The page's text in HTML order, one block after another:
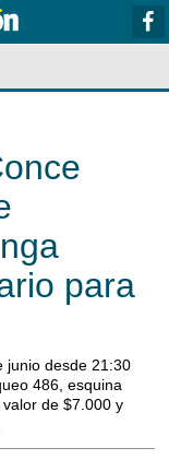
para
junio desde 21:30
486, esquina
de $7.000 y